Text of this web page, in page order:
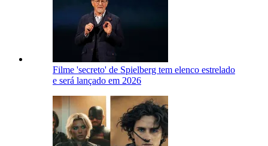
Filme 'secreto' de Spielberg tem elenco estrelado
e será lançado em 2026